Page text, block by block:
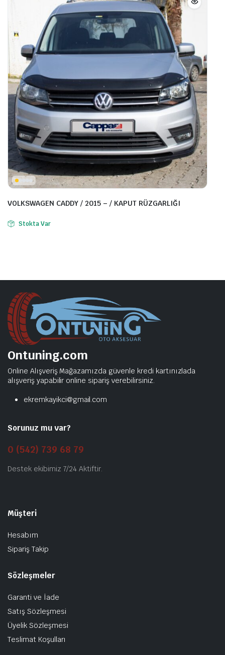
VOLKSWAGEN CADDY / 2015 – / KAPUT RÜZGARLIĞI
Stokta Var
Ontuning.com
Online Alışveriş Mağazamızda güvenle kredi kartınızlada
alışveriş yapabilir online sipariş verebilirsiniz.
ekremkayikci@gmail.com
Sorunuz mu var?
0 (542) 739 68 79
Destek ekibimiz 7/24 Aktiftir.
Müşteri
Hesabım
Sipariş Takip
Sözleşmeler
Garanti ve İade
Satış Sözleşmesi
Üyelik Sözleşmesi
Teslimat Koşulları